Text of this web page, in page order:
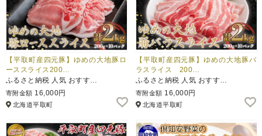
【平取町産四元豚】ゆめの大地豚ロ
ーススライス200…
ふるさと納税 人気 おすす…
寄附金額 16,000円
北海道平取町
【平取町産四元豚】ゆめの大地豚バ
ラスライス 200…
ふるさと納税 人気 おすす…
寄附金額 16,000円
北海道平取町